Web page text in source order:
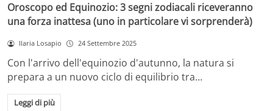
Oroscopo ed Equinozio: 3 segni zodiacali riceveranno
una forza inattesa (uno in particolare vi sorprenderà)
Ilaria Losapio 24 Settembre 2025
Con l'arrivo dell'equinozio d'autunno, la natura si
prepara a un nuovo ciclo di equilibrio tra…
Leggi di più